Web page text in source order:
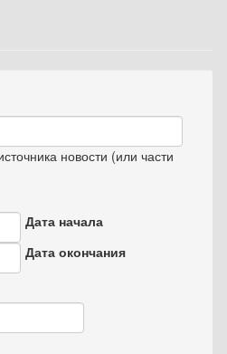
новости (или части
Дата начала
Дата окончания